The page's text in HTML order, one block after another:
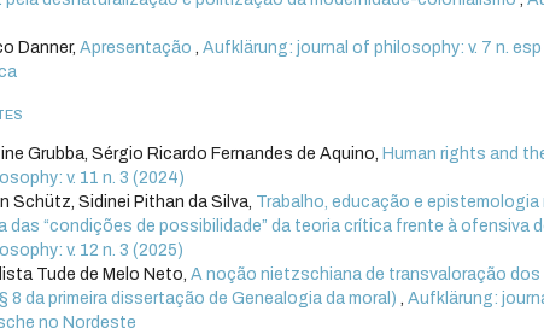
Danner,Apresentação,Aufklärung: journal of philosophy: v. 7 n.
Grubba, Sérgio Ricardo Fernandes de Aquino, Human rights and
v. 11 n. 3 (2024)
Schütz, Sidinei Pithan da Silva, Trabalho, educação e epistemologia
das “condições de possibilidade” da teoria crítica frente à ofensiva
v. 12 n. 3 (2025)
Tude de Melo Neto,A noção nietzschiana de transvaloração dos
8 da primeira dissertação de Genealogia da moral),Aufklärung:
no Nordeste